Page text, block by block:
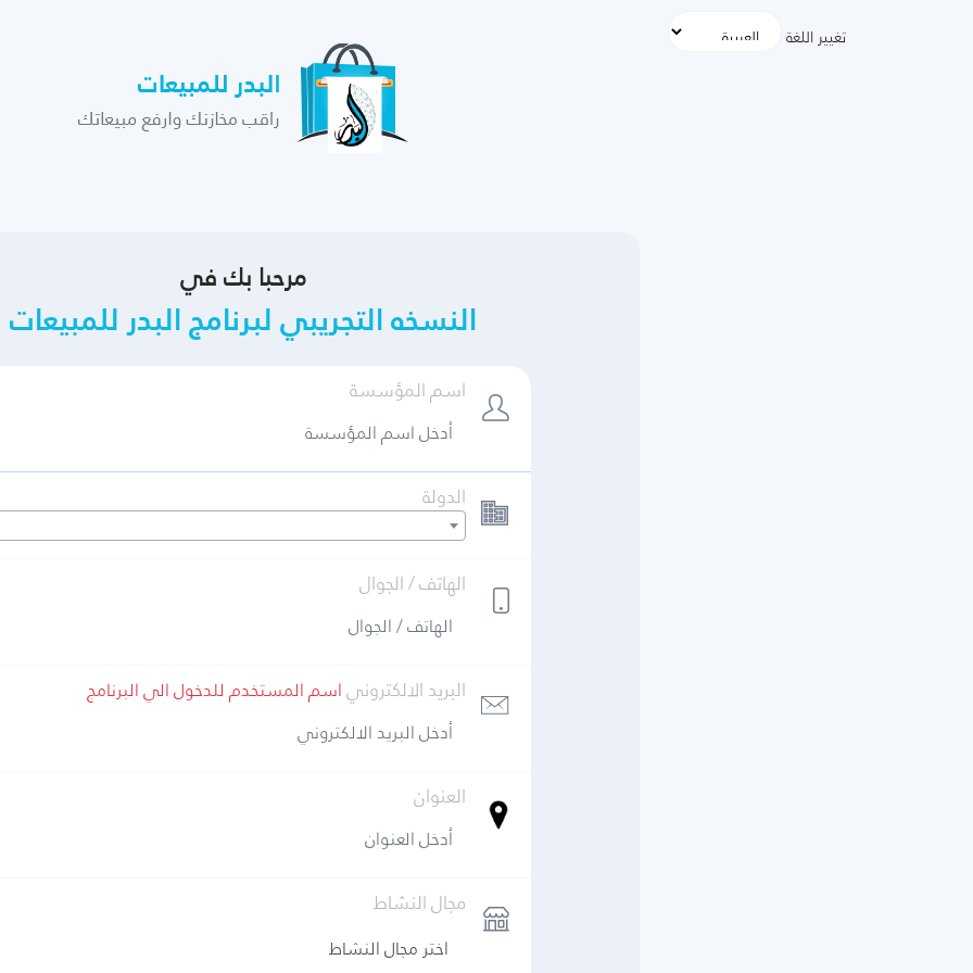
تغيير اللغة
مرحبا بك في
النسخه التجريبي لبرنامج البدر للمبيعات
اسم المؤسسة
الدولة
الهاتف / الجوال
البريد الالكتروني اسم المستخدم للدخول الي البرنامج
العنوان
مجال النشاط